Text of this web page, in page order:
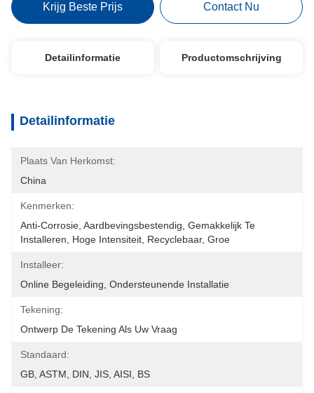
Krijg Beste Prijs Contact Nu
Detailinformatie Productomschrijving
Detailinformatie
Plaats Van Herkomst:
China
Kenmerken:
Anti-Corrosie, Aardbevingsbestendig, Gemakkelijk Te
Installeren, Hoge Intensiteit, Recyclebaar, Groe
Installeer:
Online Begeleiding, Ondersteunende Installatie
Tekening:
Ontwerp De Tekening Als Uw Vraag
Standaard:
GB, ASTM, DIN, JIS, AISI, BS